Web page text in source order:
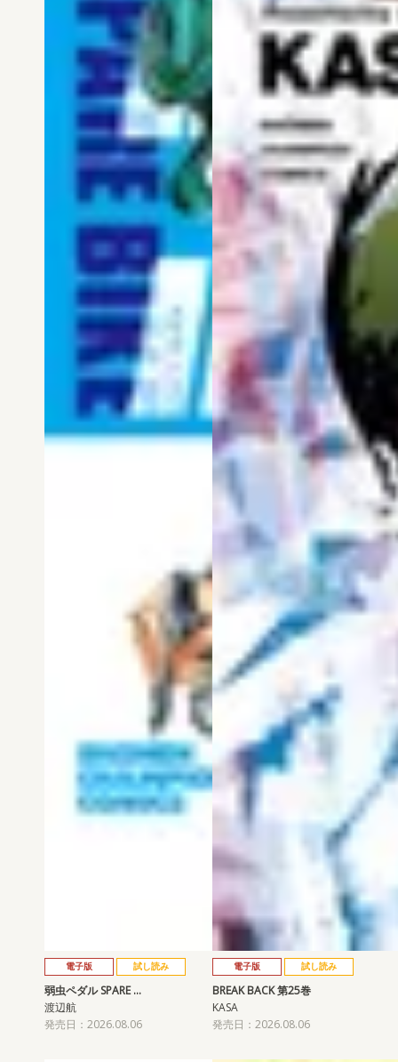
電子版 試し読み
弱虫ペダル SPARE …
渡辺航
発売日：2026.08.06
電子版 試し読み
BREAK BACK 第25巻
KASA
発売日：2026.08.06